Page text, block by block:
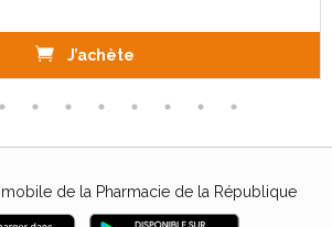
J’achète
mobile de la Pharmacie de la République